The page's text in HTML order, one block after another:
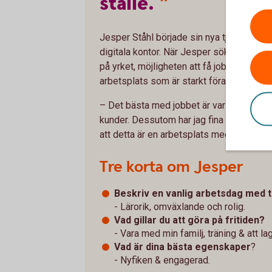
Jesper Ståhl började sin nya tjänst i
digitala kontor. När Jesper sökte
på yrket, möjligheten att få jobba med
arbetsplats som är starkt förankrad i
– Det bästa med jobbet är variationen,
kunder. Dessutom har jag fina kollegor
att detta är en arbetsplats med hjärtat
Tre korta om Jesper
Beskriv en vanlig arbetsdag med
- Lärorik, omväxlande och rolig.
Vad gillar du att göra på fritiden?
- Vara med min familj, träning & att
Vad är dina bästa egenskaper?
- Nyfiken & engagerad.